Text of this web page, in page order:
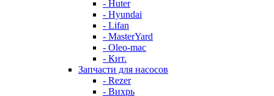
- Huter
- Hyundai
- Lifan
- MasterYard
- Oleo-mac
- Кит.
Запчасти для насосов
- Rezer
- Вихрь